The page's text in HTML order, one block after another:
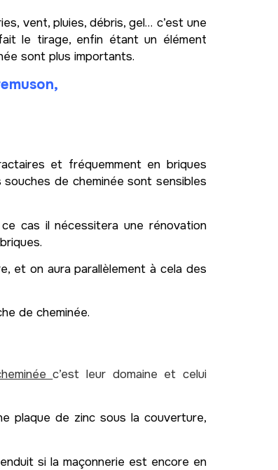
vent, pluies, débris, gel… c’est une
le tirage, enfin étant un élément
sont plus importants.
et fréquemment en briques
de cheminée sont sensibles
cas il nécessitera une rénovation
et on aura parallèlement à cela des
de cheminée.
c’est leur domaine et celui
plaque de zinc sous la couverture,
si la maçonnerie est encore en